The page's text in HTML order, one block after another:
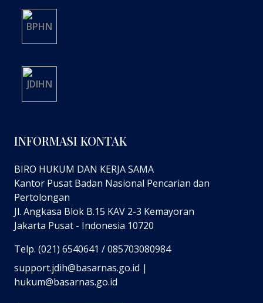
INFORMASI KONTAK
BIRO HUKUM DAN KERJA SAMA
Kantor Pusat Badan Nasional Pencarian dan
Pertolongan
Jl. Angkasa Blok B.15 KAV 2-3 Kemayoran
Jakarta Pusat - Indonesia 10720
Telp. (021) 6540641 / 085703080984
support.jdih@basarnas.go.id |
hukum@basarnas.go.id